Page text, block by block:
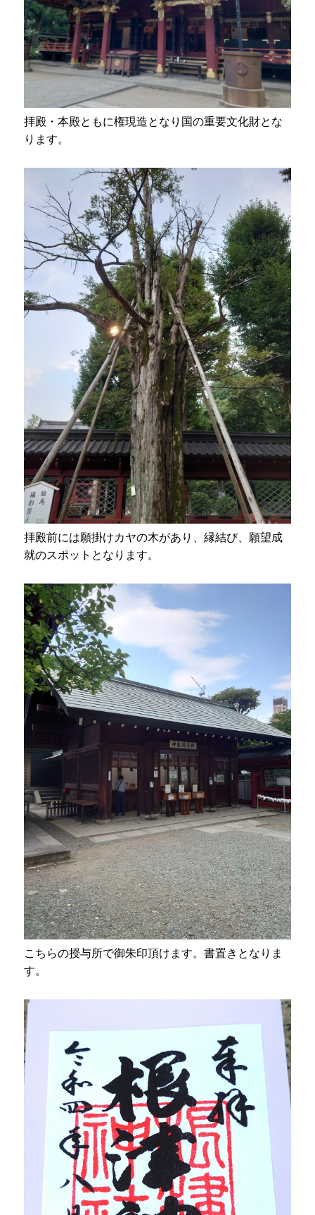
拝殿・本殿ともに権現造となり国の重要文化財とな
ります。
拝殿前には願掛けカヤの木があり、縁結び、願望成
就のスポットとなります。
こちらの授与所で御朱印頂けます。書置きとなりま
す。